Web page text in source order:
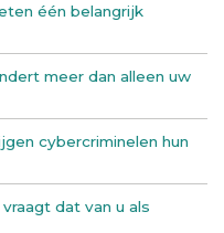
één belangrijk
meer dan alleen uw
cybercriminelen hun
dat van u als